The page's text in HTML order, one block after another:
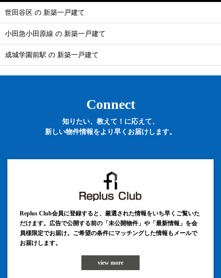
世田谷区 の 新築一戸建て
小田急小田原線 の 新築一戸建て
成城学園前駅 の 新築一戸建て
Connect
知りたい、教えて！に応えて、
新しい物件情報をより早くお届けします。
Replus Club会員に登録すると、厳選された情報をいち早くご覧いた
だけます。広告で公開する前の「未公開物件」や「最新情報」を会
員様限定でお届け。ご希望の条件にマッチングした情報もメールで
お届けします。
view more